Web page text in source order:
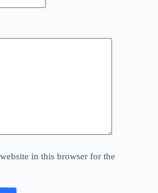
in this browser for the